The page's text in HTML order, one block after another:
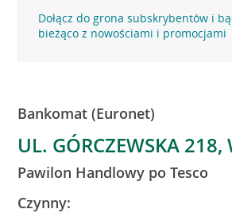
Dołącz do grona subskrybentów i
bieżąco z nowościami i promocjami
Bankomat (Euronet)
UL. GÓRCZEWSKA 218,
Pawilon Handlowy po Tesco
Czynny: